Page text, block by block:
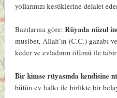
yollarınızı kestiklerine delalet
Bazılarına göre:Rüyada nüzul
musibet, Allah’ın (C.C.) gazabı
keder ve evladının ölümü ile
Bir kimse rüyasında kendisine
bütün ev halkı ile birlikte bir